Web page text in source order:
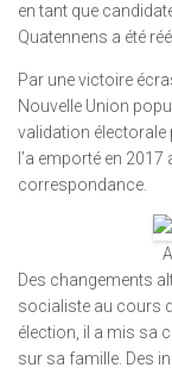
en tant que
Quatennens a été
Par une victoire
Nouvelle Union
validation électorale
l’a emporté en
correspondance.
Des changements
socialiste au cours
élection, il a mis sa
sur sa famille. Des